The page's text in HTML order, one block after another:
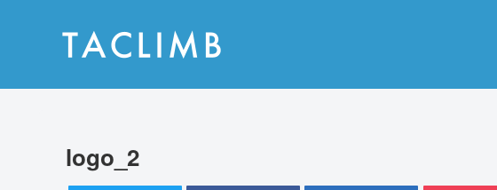
logo_2